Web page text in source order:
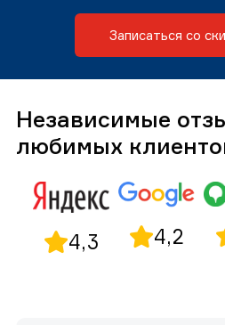
Записаться со
Независимые
любимых
4,3 4,2